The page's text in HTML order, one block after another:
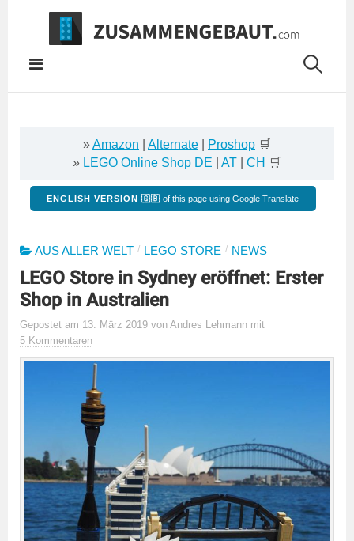
Springe
Inhalt
»Amazon Alternate Proshop 🛒
» LEGO Online Shop DE AT CH 🛒
ENGLISH VERSION 🇬🇧 of this page using Google Translate
AUS ALLER WELT / LEGO STORE / NEWS
LEGO Store in Sydney eröffnet: Erster
Shop in Australien
Gepostet am 13. März 2019 von Andres Lehmann mit
5 Kommentaren